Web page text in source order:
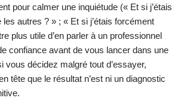
pour calmer une inquiétude (« Et si j’étais
les autres ? » ; « Et si j’étais forcément
plus utile d’en parler à un professionnel
confiance avant de vous lancer dans une
vous décidez malgré tout d’essayer,
tête que le résultat n’est ni un diagnostic